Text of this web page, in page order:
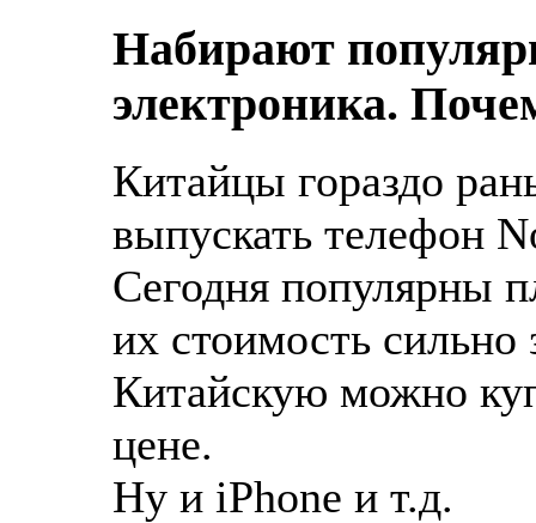
Набирают
электроника.
Китайцы гораздо
выпускать телефон
Сегодня популярны
их стоимость
Китайскую можно
цене.
Ну и iPhone и т.д.